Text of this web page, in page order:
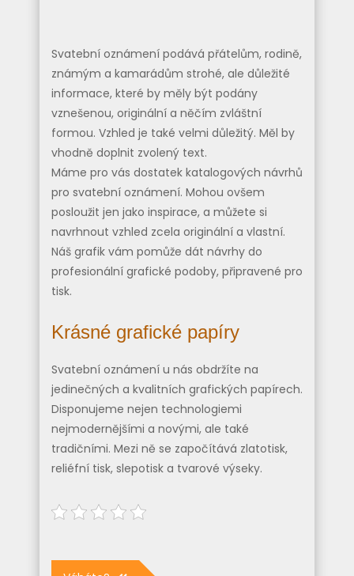
Svatební oznámení podává přátelům, rodině,
známým a kamarádům strohé, ale důležité
informace, které by měly být podány
vznešenou, originální a něčím zvláštní
formou. Vzhled je také velmi důležitý. Měl by
vhodně doplnit zvolený text.
Máme pro vás dostatek katalogových návrhů
pro svatební oznámení. Mohou ovšem
posloužit jen jako inspirace, a můžete si
navrhnout vzhled zcela originální a vlastní.
Náš grafik vám pomůže dát návrhy do
profesionální grafické podoby, připravené pro
tisk.
Krásné grafické papíry
Svatební oznámení u nás obdržíte na
jedinečných a kvalitních grafických papírech.
Disponujeme nejen technologiemi
nejmodernějšími a novými, ale také
tradičními. Mezi ně se započítává zlatotisk,
reliéfní tisk, slepotisk a tvarové výseky.
Navigace